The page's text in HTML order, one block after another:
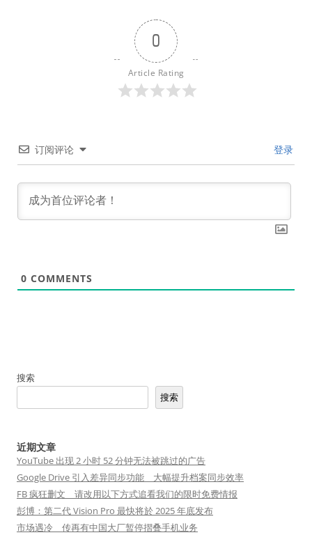
0
Article Rating
订阅评论 登录
0 COMMENTS
搜索
搜索
近期文章
YouTube 出现 2 小时 52 分钟无法被跳过的广告
Google Drive 引入差异同步功能 大幅提升档案同步效率
FB 疯狂删文 请改用以下方式追看我们的限时免费情报
彭博：第二代 Vision Pro 最快将於 2025 年底发布
市场遇冷 传再有中国大厂暂停摺叠手机业务